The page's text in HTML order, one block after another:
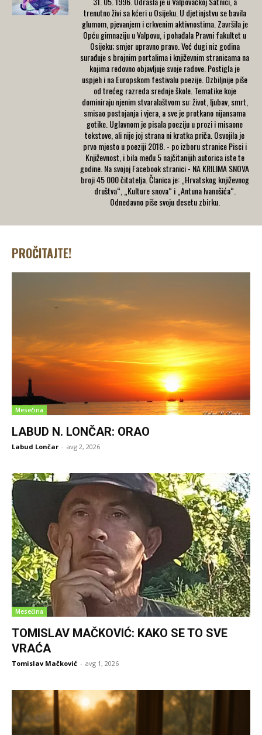
trenutno živi sa kćeri u Osijeku. U djetinjstvu se bavila
glumom, pjevanjem i crkvenim aktivnostima. Završila je
Оpću gimnaziju u Valpovu, i pohađala Pravni fakultet u
Osijeku; smjer upravno pravo. Već dugi niz godina
surađuje s brojnim portalima i književnim stranicama na
kojima redovno objavljuje svoje radove. Postigla jе
uspjeh i na Europskom festivalu poezije. Ozbiljnije piše
od trećeg razreda srednje škole. Tematike koje
dominiraju njenim stvaralaštvom su: život, ljubav, smrt,
smisao postojanja i vjera, a sve je protkano nijansama
gotike. Uglavnom je pisala poeziju u prozi i misaone
tekstove, ali nije joj strana ni kratka priča. Osvojila je
prvo mjesto u poeziji 2018. - po izboru stranice Pisci i
Književnost, i bila među 5 najčitanijih autorica iste te
godine. Na svojoj Facebook stranici - NA KRILIMA SNOVA
broji 45 000 čitatelja. Članica je: „Hrvatskog književnog
društva“, „Kulture snova“ i „Antuna Ivanošića“.
Odnedavno piše svoju desetu zbirku.
PROČITAJTE!
Mesečina
LABUD N. LONČAR: ORAO
Labud Lončar - avg 2, 2026
Mesečina
TOMISLAV MAČKOVIĆ: KAKO SE TO SVE
VRAĆA
Tomislav Mačković - avg 1, 2026